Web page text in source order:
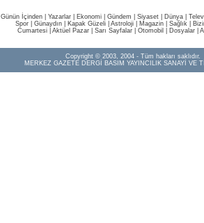
Günün İçinden Yazarlar Ekonomi Gündem Siyaset Dünya |
Spor
Günaydın Kapak Güzeli Astroloji Magazin Sağlık
Cumartesi| Aktüel Pazar| Sarı Sayfalar| Otomobil Dosyalar|
Copyright © 2003, 2004 - Tüm hakları saklıdır.
MERKEZ GAZETE DERGİ BASIM YAYINCILIK SANAYİ VE